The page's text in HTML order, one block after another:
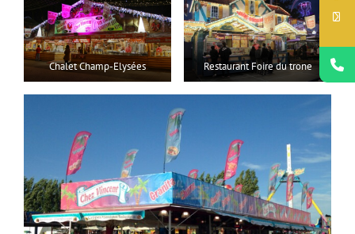
Chalet Champ-Elysées Restaurant Foire du trone